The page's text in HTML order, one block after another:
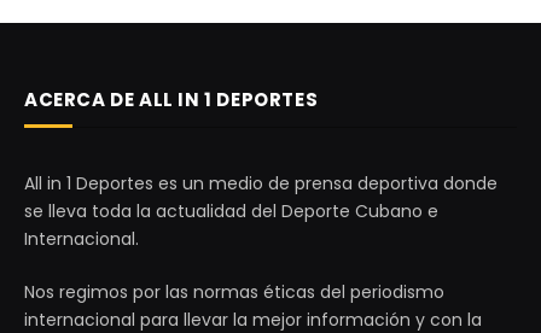
ACERCA DE ALL IN 1 DEPORTES
All in 1 Deportes es un medio de prensa deportiva donde
se lleva toda la actualidad del Deporte Cubano e
Internacional.
Nos regimos por las normas éticas del periodismo
internacional para llevar la mejor información y con la